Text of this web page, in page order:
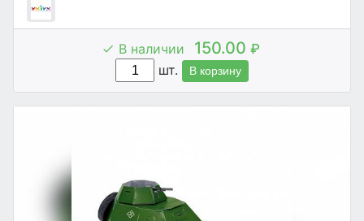
В наличии 150.00 ₽
шт.
В корзину